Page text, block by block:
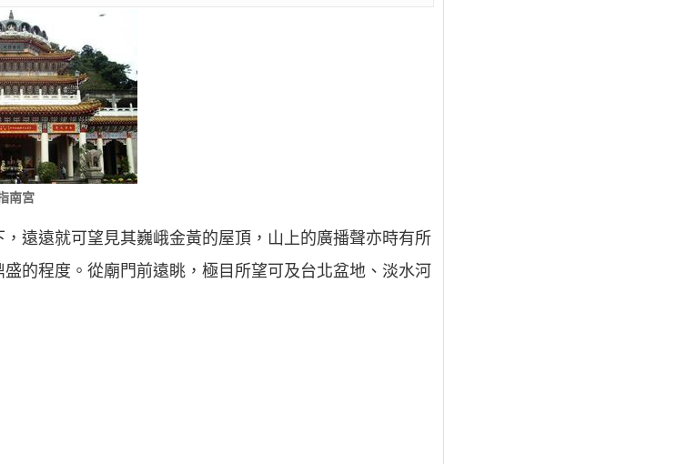
南宮
遠遠就可望見其巍峨金黃的屋頂，山上的廣播聲亦時有所
的程度。從廟門前遠眺，極目所望可及台北盆地、淡水河